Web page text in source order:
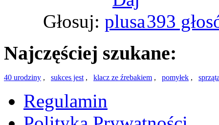
Głosuj: 393
Najczęściej szukane:
40 urodziny , sukces jest , klacz ze źrebakiem , pomyłek ,
Regulamin